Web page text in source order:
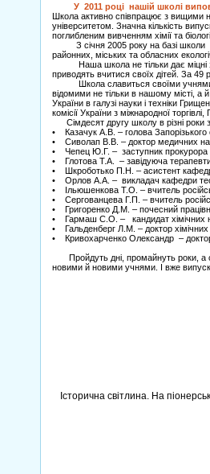
У 2011 році нашій школі
Школа активно співпрацює з вищими
університетом. Значна кількість
поглибленим вивченням хімії та
З січня 2005 року на базі школи
районних, міських та обласних
Наша школа не тільки дає міцні
приводять вчитися своїх дітей. За 49
Школа славиться своїми учнями.
відомими не тільки в нашому місті, а
України в галузі науки і техніки
комісії України з міжнародної
Сімдесят другу школу в різні роки
• Казачук А.В. – голова Запорізького
• Сиволап В.В. – доктор медичних
• Чепец Ю.Г. – заступник прокурора
• Глотова Т.А. – завідуюча
• Шкроботько П.Н. – асистент
• Орлов А.А. – викладач кафедри
• Ільюшенкова Т.О. – вчитель
• Сергованцева Г.П. – вчитель
• Григоренко Д.М. – почесний
• Гармаш С.О. – кандидат хімічних
• Гальденберг Л.М. – доктор хімічних
• Кривохарченко Олександр – доктор
Пройдуть дні, промайнуть роки, а
новими й новими учнями. І вже
Історична світлина. На